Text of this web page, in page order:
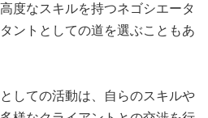
度なスキルを持つネゴシエータ
ントとしての道を選ぶこともあ
しての活動は、自らのスキルや